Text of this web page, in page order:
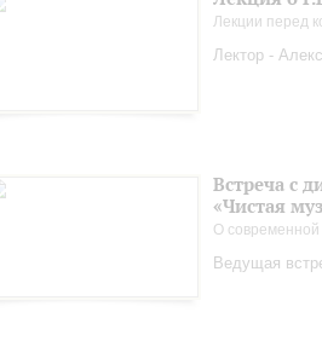
Лекции перед
Лектор -
Встреча с
«Чистая
О
Ведущая